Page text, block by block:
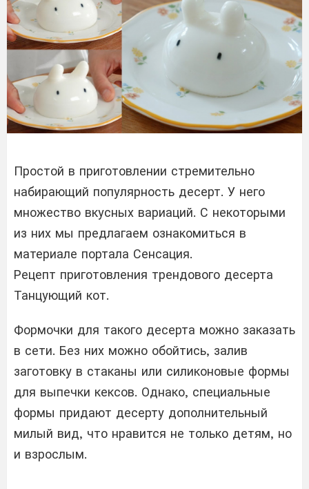
Простой в приготовлении стремительно
набирающий популярность десерт. У него
множество вкусных вариаций. С некоторыми
из них мы предлагаем ознакомиться в
материале портала Сенсация.
Рецепт приготовления трендового десерта
Танцующий кот.
Формочки для такого десерта можно заказать
в сети. Без них можно обойтись, залив
заготовку в стаканы или силиконовые формы
для выпечки кексов. Однако, специальные
формы придают десерту дополнительный
милый вид, что нравится не только детям, но
и взрослым.